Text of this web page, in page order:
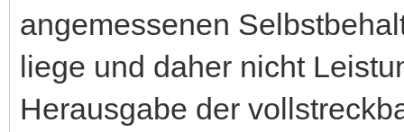
angemessenen
liege und daher nicht
Herausgabe der